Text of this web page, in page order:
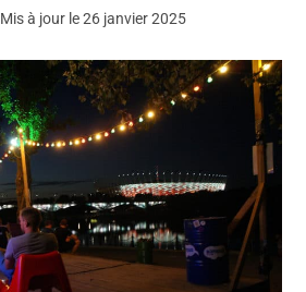
Mis à jour le 26 janvier 2025